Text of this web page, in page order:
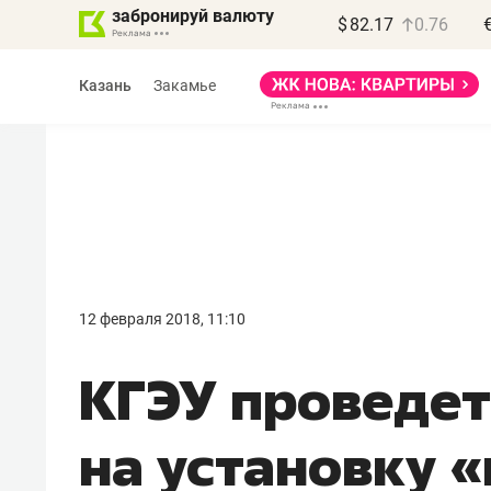
забронируй валюту $ 82.17 0.76
Казань Закамье
12 февраля 2018, 11:10
КГЭУ
на установку